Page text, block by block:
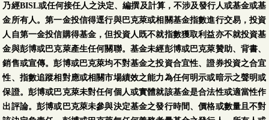
乃經BISL或任何接任人之決定、編撰及計算，不涉及發行人或基金或基
金所有人。第一金投信得逕行與巴克萊或相關基金指數進行交易，投資
人自第一金投信購得基金，但投資人既不就指數獲取利益亦不就投資基
金與彭博或巴克萊產生任何關聯。基金未經彭博或巴克萊贊助、背書、
銷售或宣傳。彭博或巴克萊均不對基金之投資合宜性、證券投資之合宜
性、指數追蹤相對應或相關市場績效之能力為任何明示或暗示之聲明或
保證。彭博或巴克萊未對任何個人或實體就該基金是合法性或適當性作
出評論。彭博或巴克萊未參與決定基金之發行時間、價格或數量且不對